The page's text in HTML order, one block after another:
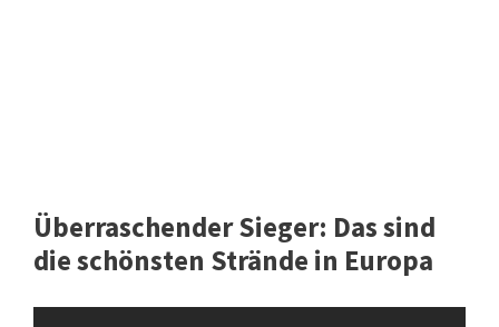
Überraschender Sieger: Das sind
die schönsten Strände in Europa